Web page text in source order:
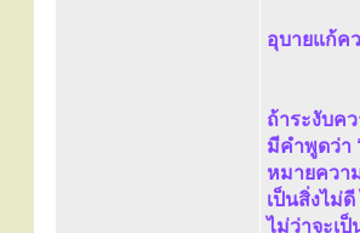
อุบายแก้ค
ถ้าระงับค
มีคำพูดว่า
หมายควา
เป็นสิ่งไม่
ไม่ว่าจะเ